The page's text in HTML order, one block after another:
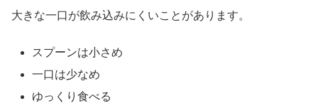
大きな一口が飲み込みにくいことがあります。
スプーンは小さめ
一口は少なめ
ゆっくり食べる